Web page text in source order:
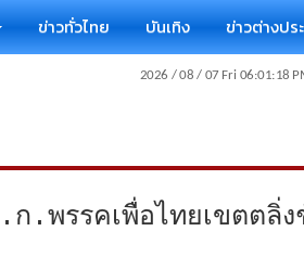
ข่าวทั่วไทย บันเทิง ข่าวต่างปร
พรรคเพื่อไทยเขตตลิ่ง